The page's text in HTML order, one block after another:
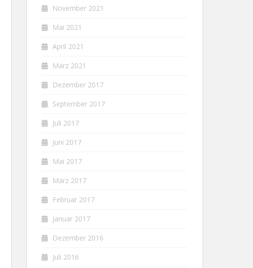
November 2021
Mai 2021
April 2021
März 2021
Dezember 2017
September 2017
Juli 2017
Juni 2017
Mai 2017
März 2017
Februar 2017
Januar 2017
Dezember 2016
Juli 2016